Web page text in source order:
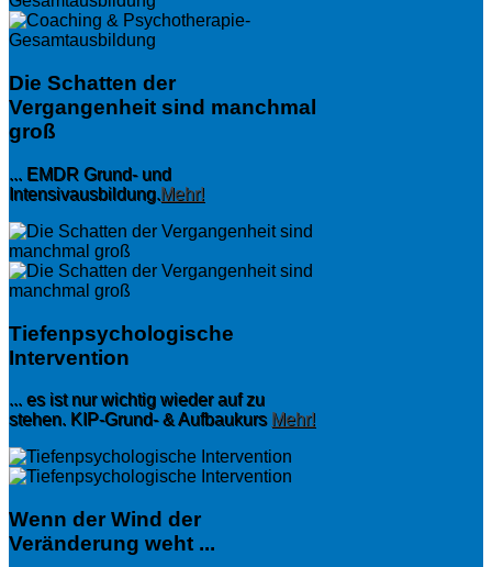
Die Schatten der
Vergangenheit sind manchmal
groß
... EMDR Grund- und
Intensivausbildung.Mehr!
Tiefenpsychologische
Intervention
... es ist nur wichtig wieder auf zu
stehen. KIP-Grund- & Aufbaukurs Mehr!
Wenn der Wind der
Veränderung weht ...